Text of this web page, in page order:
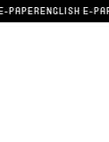
PAPERENGLISH E-